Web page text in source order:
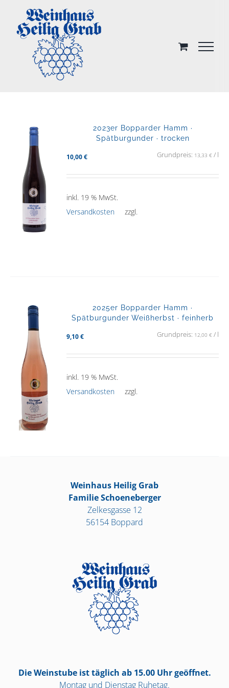
content
2023er Bopparder Hamm ·
Spätburgunder · trocken
10,00€ Grundpreis: 13,33 €/ l
inkl. 19 % MwSt.
zzgl.
Versandkosten
2025er Bopparder Hamm ·
Spätburgunder Weißherbst · feinherb
9,10€ Grundpreis: 12,00 €/ l
inkl. 19 % MwSt.
zzgl.
Versandkosten
Weinhaus Heilig Grab
Familie Schoeneberger
Zelkesgasse 12
56154 Boppard
Die Weinstube ist täglich ab 15.00 Uhr geöffnet.
Montag und Dienstag Ruhetag.